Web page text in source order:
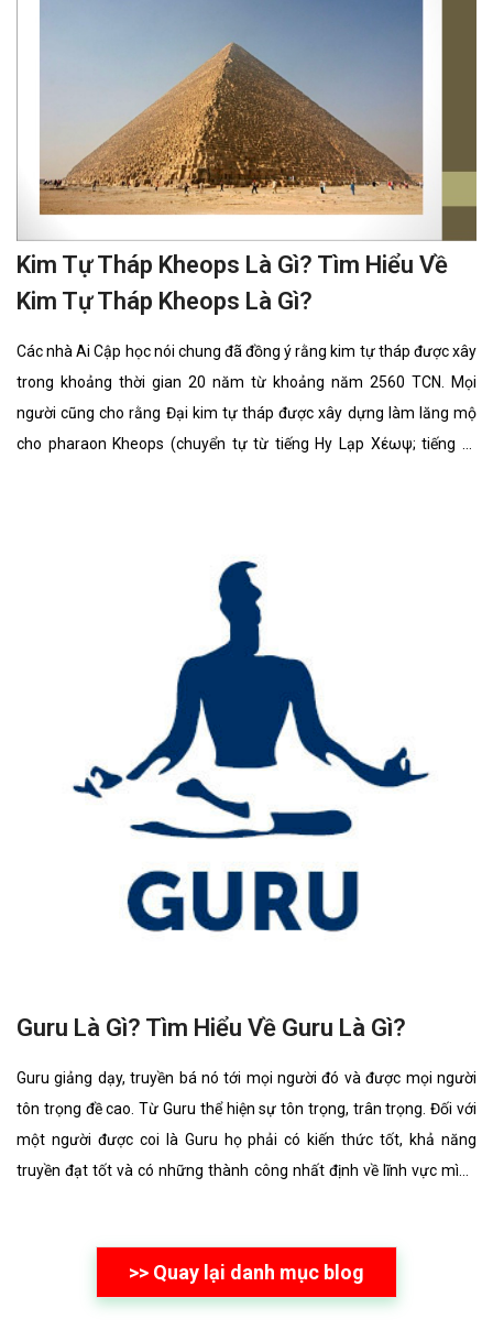
Kim Tự Tháp Kheops Là Gì? Tìm Hiểu Về
Kim Tự Tháp Kheops Là Gì?
Các nhà Ai Cập học nói chung đã đồng ý rằng kim tự tháp được xây
trong khoảng thời gian 20 năm từ khoảng năm 2560 TCN. Mọi
người cũng cho rằng Đại kim tự tháp được xây dựng làm lăng mộ
cho pharaon Kheops (chuyển tự từ tiếng Hy Lạp Χέωψ; tiếng Ai
Guru Là Gì? Tìm Hiểu Về Guru Là Gì?
Guru giảng dạy, truyền bá nó tới mọi người đó và được mọi người
tôn trọng đề cao. Từ Guru thể hiện sự tôn trọng, trân trọng. Đối với
một người được coi là Guru họ phải có kiến thức tốt, khả năng
truyền đạt tốt và có những thành công nhất định về lĩnh vực mình
>> Quay lại danh mục blog